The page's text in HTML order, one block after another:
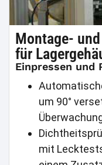
Montage-
für
Einpressen und
um 90°
mit